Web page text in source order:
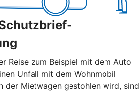
Reise zum Beispiel mit dem Auto
Unfall mit dem Wohnmobil
der Mietwagen gestohlen wird, sind